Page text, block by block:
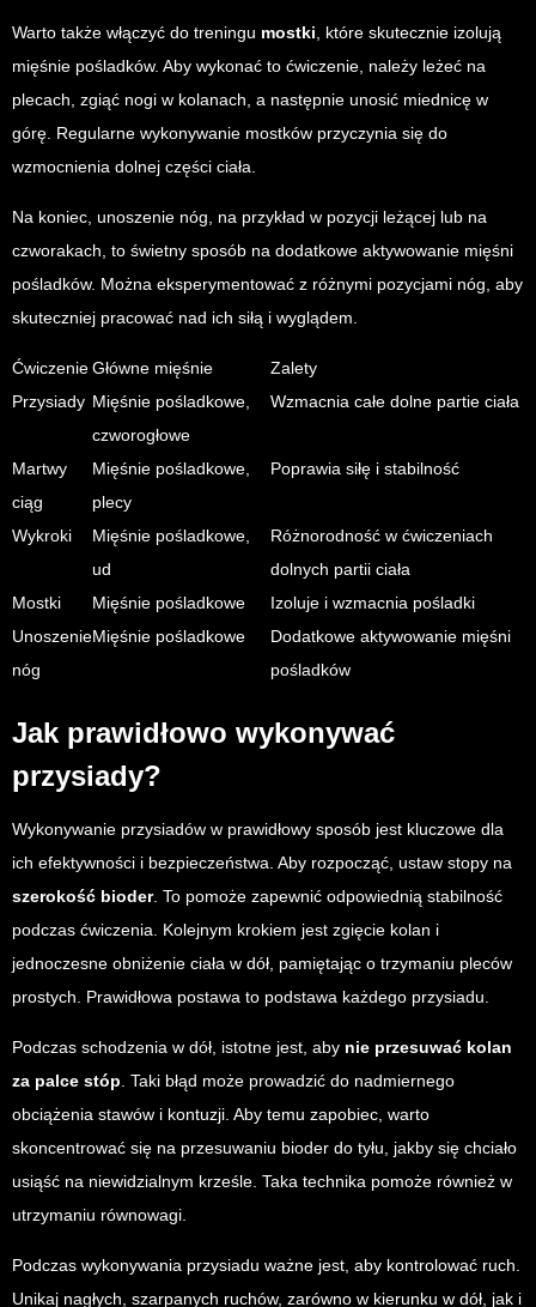
Warto także włączyć do treningu mostki , które skutecznie izolują
mięśnie pośladków. Aby wykonać to ćwiczenie, należy leżeć na
plecach, zgiąć nogi w kolanach, a następnie unosić miednicę w
górę. Regularne wykonywanie mostków przyczynia się do
wzmocnienia dolnej części ciała.
Na koniec, unoszenie nóg, na przykład w pozycji leżącej lub na
czworakach, to świetny sposób na dodatkowe aktywowanie mięśni
pośladków. Można eksperymentować z różnymi pozycjami nóg, aby
skuteczniej pracować nad ich siłą i wyglądem.
ĆwiczenieGłówne mięśnie
Zalety
Przysiady Mięśnie pośladkowe,
czworogłowe
Wzmacnia całe dolne partie ciała
Martwy
ciąg
Mięśnie pośladkowe,
plecy
Poprawia siłę i stabilność
Wykroki
Mięśnie pośladkowe,
ud
Różnorodność w ćwiczeniach
dolnych partii ciała
Mostki
Mięśnie pośladkowe
Izoluje i wzmacnia pośladki
Unoszenie
nóg
Mięśnie pośladkowe
Dodatkowe aktywowanie mięśni
pośladków
Jak prawidłowo wykonywać
przysiady?
Wykonywanie przysiadów w prawidłowy sposób jest kluczowe dla
ich efektywności i bezpieczeństwa. Aby rozpocząć, ustaw stopy na
szerokość bioder. To pomoże zapewnić odpowiednią stabilność
podczas ćwiczenia. Kolejnym krokiem jest zgięcie kolan i
jednoczesne obniżenie ciała w dół, pamiętając o trzymaniu pleców
prostych. Prawidłowa postawa to podstawa każdego przysiadu.
Podczas schodzenia w dół, istotne jest, aby nie przesuwać kolan
za palce stóp . Taki błąd może prowadzić do nadmiernego
obciążenia stawów i kontuzji. Aby temu zapobiec, warto
skoncentrować się na przesuwaniu bioder do tyłu, jakby się chciało
usiąść na niewidzialnym krześle. Taka technika pomoże również w
utrzymaniu równowagi.
Podczas wykonywania przysiadu ważne jest, aby kontrolować ruch.
Unikaj nagłych, szarpanych ruchów, zarówno w kierunku w dół, jak i